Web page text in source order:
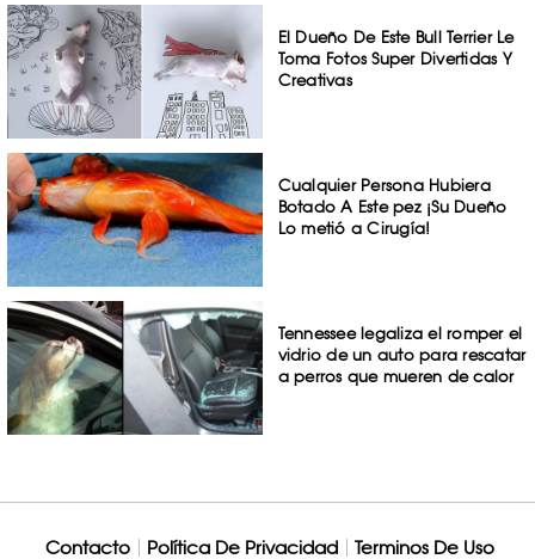
El Dueño De Este Bull Terrier Le
Toma Fotos Super Divertidas Y
Creativas
Cualquier Persona Hubiera
Botado A Este pez ¡Su Dueño
Lo metió a Cirugía!
Tennessee legaliza el romper el
vidrio de un auto para rescatar
a perros que mueren de calor
Contacto Política De Privacidad Terminos De Uso